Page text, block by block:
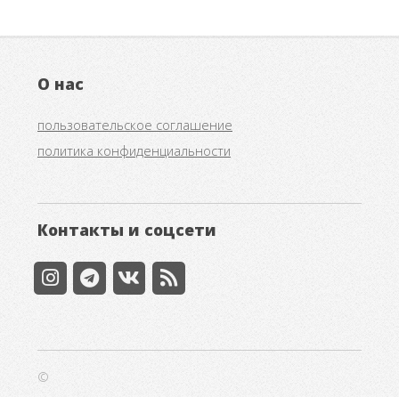
О нас
пользовательское соглашение
политика конфиденциальности
Контакты и соцсети
©